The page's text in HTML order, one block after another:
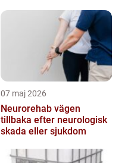
07 maj 2026
Neurorehab vägen
tillbaka efter neurologisk
skada eller sjukdom